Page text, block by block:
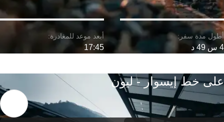
4 س 49 د 17:45
على خط إيسوار - ليون